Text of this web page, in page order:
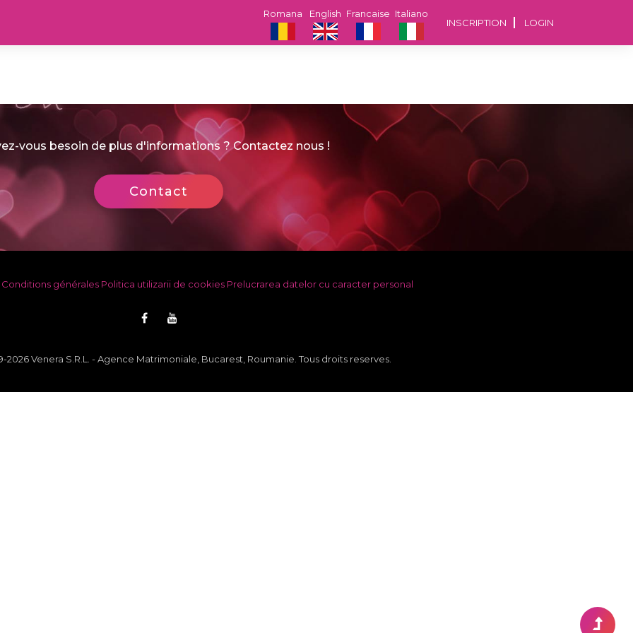
INSCRIPTION LOGIN
Italiano
Francaise
English
Romana
vous besoin de plus d'informations ? Contactez nous !
Contact
Conditions générales Politica utilizarii de cookies Prelucrarea datelor cu caracter personal
2026 Venera S.R.L. - Agence Matrimoniale, Bucarest, Roumanie. Tous droits reserves.